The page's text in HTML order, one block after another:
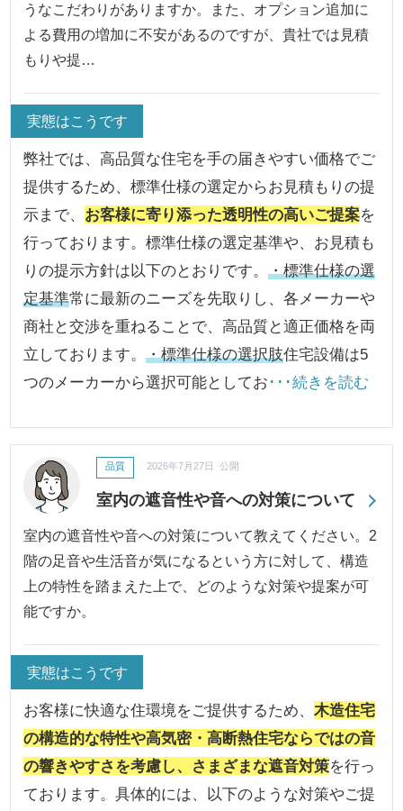
うなこだわりがありますか。また、オプション追加に
よる費用の増加に不安があるのですが、貴社では見積
もりや提…
実態はこうです
弊社では、高品質な住宅を手の届きやすい価格でご
提供するため、標準仕様の選定からお見積もりの提
示まで、 お客様に寄り添った透明性の高いご提案を
行っております。標準仕様の選定基準や、お見積も
りの提示方針は以下のとおりです。・標準仕様の選
定基準常に最新のニーズを先取りし、各メーカーや
商社と交渉を重ねることで、高品質と適正価格を両
立しております。・標準仕様の選択肢住宅設備は5
つのメーカーから選択可能としてお ･･･続きを読む
室内の遮音性や音への対策について
品質 2026年7月27日 公開
室内の遮音性や音への対策について教えてください。2
階の足音や生活音が気になるという方に対して、構造
上の特性を踏まえた上で、どのような対策や提案が可
能ですか。
実態はこうです
お客様に快適な住環境をご提供するため、木造住宅
の構造的な特性や高気密・高断熱住宅ならではの音
の響きやすさを考慮し、さまざまな遮音対策を行っ
ております。具体的には、以下のような対策やご提